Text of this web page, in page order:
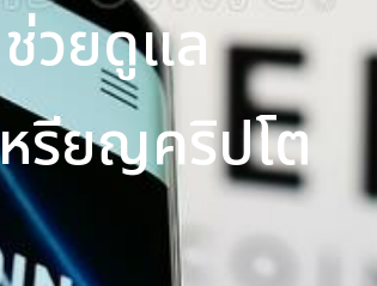
วยดูแล
รียญคริปโต